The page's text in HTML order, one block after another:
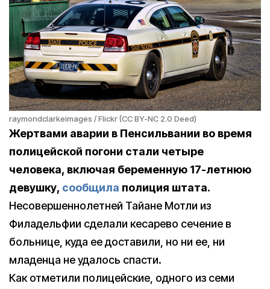
raymondclarkeimages / Flickr (CC BY-NC 2.0 Deed)
Жертвами аварии в Пенсильвании во время
полицейской погони стали четыре
человека, включая беременную 17-летнюю
девушку, сообщила полиция штата.
Несовершеннолетней Тайане Мотли из
Филадельфии сделали кесарево сечение в
больнице, куда ее доставили, но ни ее, ни
младенца не удалось спасти.
Как отметили полицейские, одного из семи